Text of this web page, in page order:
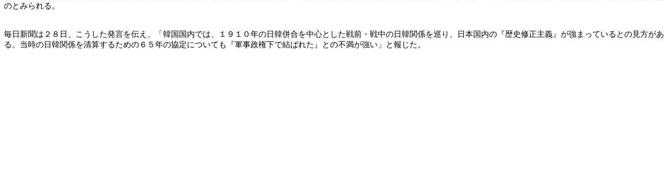
のとみられる。
毎日新聞は２８日、こうした発言を伝え、「韓国国内では、１９１０年の日韓併合を中心とした戦前・戦中の日韓関係を巡り、日本国内の『歴史修正主義』が強まっているとの見方があ
る。当時の日韓関係を清算するための６５年の協定についても『軍事政権下で結ばれた』との不満が強い」と報じた。